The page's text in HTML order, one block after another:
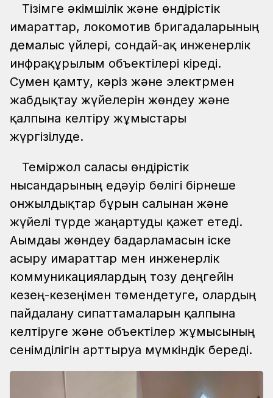
Тізімге әкімшілік және өндірістік
ғимараттар, локомотив бригадаларының
демалыс үйлері, сондай-ақ инженерлік
инфрақұрылым объектілері кіреді.
Сумен қамту, кәріз және электрмен
жабдықтау жүйелерін жөндеу және
қалпына келтіру жұмыстары
жүргізілуде.
Теміржол саласы өндірістік
нысандарының едәуір бөлігі бірнеше
онжылдықтар бұрын салынған және
жүйелі түрде жаңартуды қажет етеді.
Ағымдағы жөндеу бағдарламасын іске
асыру ғимараттар мен инженерлік
коммуникациялардың тозу деңгейін
кезең-кезеңімен төмендетуге, олардың
пайдалану сипаттамаларын қалпына
келтіруге және объектілер жұмысының
сенімділігін арттыруға мүмкіндік береді.